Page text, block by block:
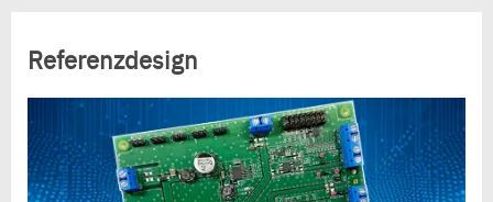
Referenzdesign